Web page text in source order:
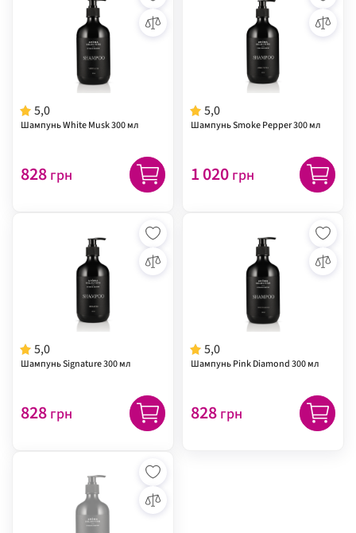
5,0
Шампунь White Musk 300 мл
828 грн
5,0
Шампунь Smoke Pepper 300 мл
1 020 грн
5,0
Шампунь Signature 300 мл
828 грн
5,0
Шампунь Pink Diamond 300 мл
828 грн